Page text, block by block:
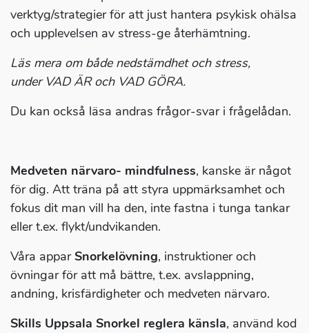
verktyg/strategier för att just hantera psykisk ohälsa
och upplevelsen av stress-ge återhämtning.
Läs mera om både nedstämdhet och stress,
under VAD ÄR och VAD GÖRA.
Du kan också läsa andras frågor-svar i frågelådan.
Medveten närvaro- mindfulness, kanske är något
för dig. Att träna på att styra uppmärksamhet och
fokus dit man vill ha den, inte fastna i tunga tankar
eller t.ex. flykt/undvikanden.
Våra apparSnorkelövning, instruktioner och
övningar för att må bättre, t.ex. avslappning,
andning, krisfärdigheter och medveten närvaro.
Skills Uppsala Snorkel reglera känsla, använd kod